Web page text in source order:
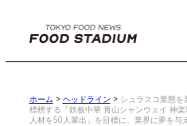
ホーム > ヘッドライン > シュラスコ業態を
標榜する「鉄板中華 青山シャンウェイ 神
人材を50人輩出」を目標に、業界に夢を与